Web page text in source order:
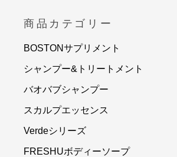
商品カテゴリー
BOSTONサプリメント
シャンプー&トリートメント
バオバブシャンプー
スカルプエッセンス
Verdeシリーズ
FRESHUボディーソープ